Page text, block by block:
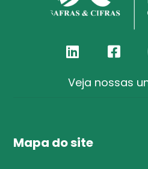
Veja nossas
Mapa do site